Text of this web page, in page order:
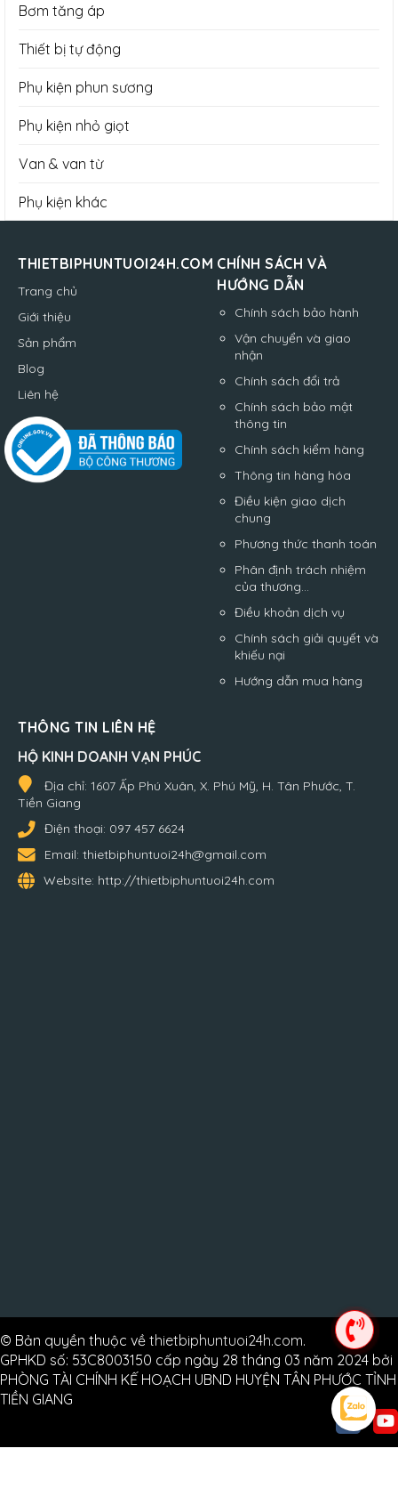
Bơm tăng áp
Thiết bị tự động
Phụ kiện phun sương
Phụ kiện nhỏ giọt
Van & van từ
Phụ kiện khác
THIETBIPHUNTUOI24H.COM
Trang chủ
Giới thiệu
Sản phẩm
Blog
Liên hệ
CHÍNH SÁCH VÀ
HƯỚNG DẪN
Chính sách bảo hành
Vận chuyển và giao
nhận
Chính sách đổi trả
Chính sách bảo mật
thông tin
Chính sách kiểm hàng
Thông tin hàng hóa
Điều kiện giao dịch
chung
Phương thức thanh toán
Phân định trách nhiệm
của thương...
Điều khoản dịch vụ
Chính sách giải quyết và
khiếu nại
Hướng dẫn mua hàng
THÔNG TIN LIÊN HỆ
HỘ KINH DOANH VẠN PHÚC
Địa chỉ: 1607 Ấp Phú Xuân, X. Phú Mỹ, H. Tân Phước, T.
Tiền Giang
Điện thoại: 097 457 6624
Email: thietbiphuntuoi24h@gmail.com
Website: http://thietbiphuntuoi24h.com
© Bản quyền thuộc về thietbiphuntuoi24h.com.
GPHKD số: 53C8003150 cấp ngày 28 tháng 03 năm 2024 bởi
PHÒNG TÀI CHÍNH KẾ HOẠCH UBND HUYỆN TÂN PHƯỚC TỈNH
TIỀN GIANG